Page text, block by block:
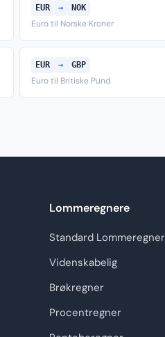
EUR → NOK
Euro til Norske Kroner
EUR → GBP
Euro til Britiske Pund
Lommeregnere
Standard Lommeregner
Videnskabelig
Brøkregner
Procentregner